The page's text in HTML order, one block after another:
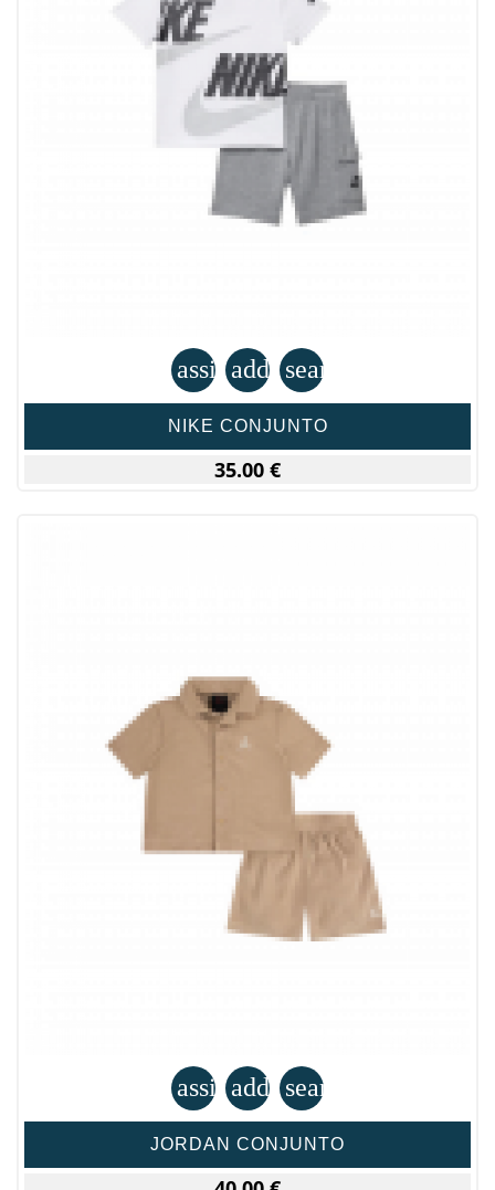
assignment
add_shopping_cart
search
NIKE CONJUNTO
35.00 €
assignment
add_shopping_cart
search
JORDAN CONJUNTO